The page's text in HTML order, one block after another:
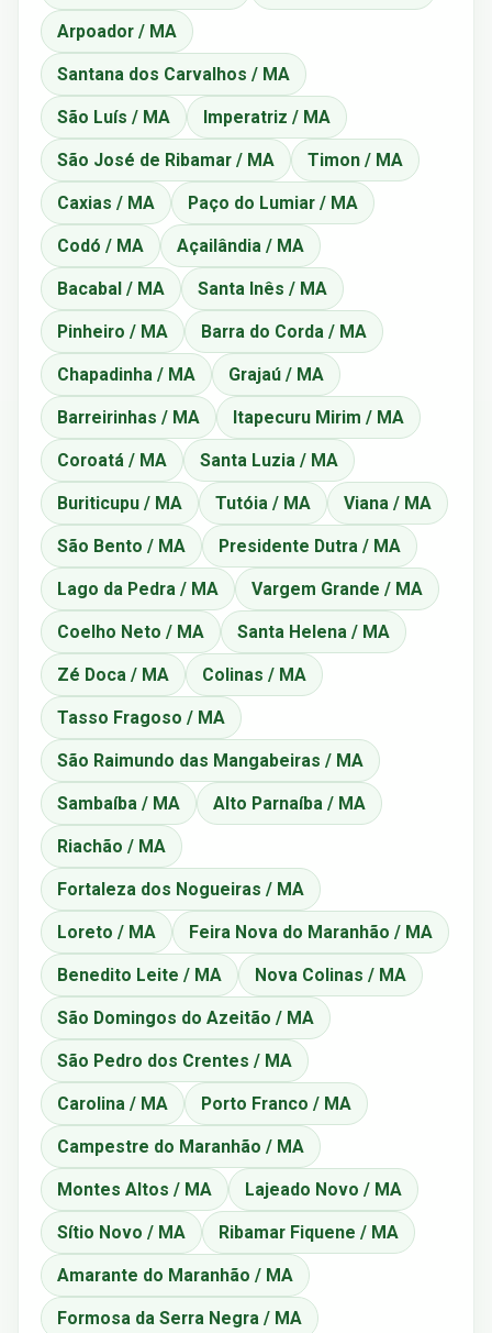
Arpoador / MA
Santana dos Carvalhos / MA
São Luís / MA Imperatriz / MA
São José de Ribamar / MA Timon / MA
Caxias / MA Paço do Lumiar / MA
Codó / MA Açailândia / MA
Bacabal / MA Santa Inês / MA
Pinheiro / MA Barra do Corda / MA
Chapadinha / MA Grajaú / MA
Barreirinhas / MA Itapecuru Mirim / MA
Coroatá / MA Santa Luzia / MA
Buriticupu / MA Tutóia / MA Viana / MA
São Bento / MA Presidente Dutra / MA
Lago da Pedra / MA Vargem Grande / MA
Coelho Neto / MA Santa Helena / MA
Zé Doca / MA Colinas / MA
Tasso Fragoso / MA
São Raimundo das Mangabeiras / MA
Sambaíba / MA Alto Parnaíba / MA
Riachão / MA
Fortaleza dos Nogueiras / MA
Loreto / MA Feira Nova do Maranhão / MA
Benedito Leite / MA Nova Colinas / MA
São Domingos do Azeitão / MA
São Pedro dos Crentes / MA
Carolina / MA Porto Franco / MA
Campestre do Maranhão / MA
Montes Altos / MA Lajeado Novo / MA
Sítio Novo / MA Ribamar Fiquene / MA
Amarante do Maranhão / MA
Formosa da Serra Negra / MA